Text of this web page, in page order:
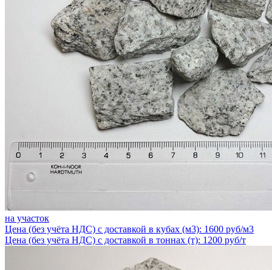
на участок
Цена (без учёта НДС) с доставкой в кубах (м3): 1600 руб/м3
Цена (без учёта НДС) с доставкой в тоннах (т): 1200 руб/т